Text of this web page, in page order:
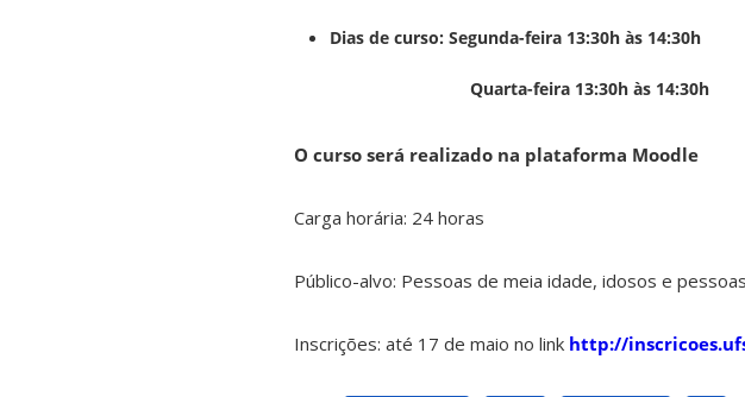
Dias de curso: Segunda-feira 13:30h às 14:30h
Quarta-feira 13:30h às 14:30h
O curso será realizado na plataforma Moodle
Carga horária: 24 horas
Público-alvo: Pessoas de meia idade, idosos e
Inscrições: até 17 de maio no link http://